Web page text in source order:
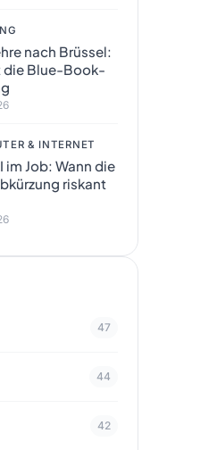
nach Brüssel:
die Blue-Book-
& INTERNET
im Job: Wann die
riskant
47
44
42